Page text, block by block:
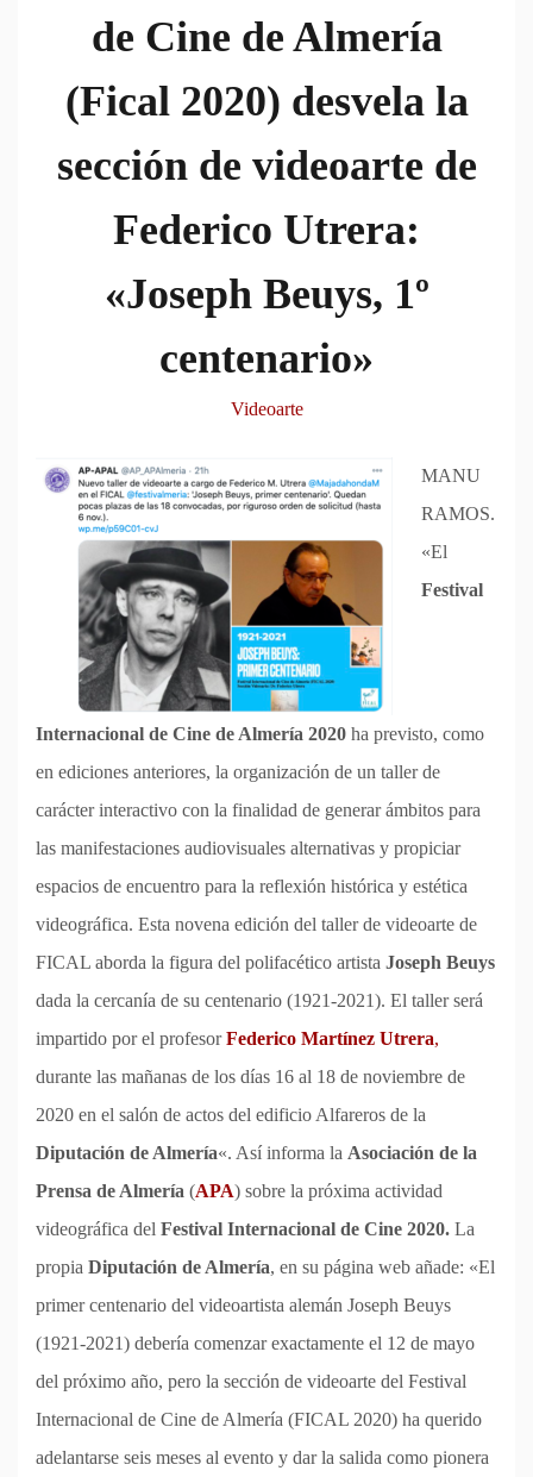
de Cine de Almería
(Fical 2020) desvela la
sección de videoarte de
Federico Utrera:
«Joseph Beuys, 1º
centenario»
Videoarte
MANU
RAMOS.
«El
Festival
Internacional de Cine de Almería 2020 ha previsto, como
en ediciones anteriores, la organización de un taller de
carácter interactivo con la finalidad de generar ámbitos para
las manifestaciones audiovisuales alternativas y propiciar
espacios de encuentro para la reflexión histórica y estética
videográfica. Esta novena edición del taller de videoarte de
FICAL aborda la figura del polifacético artista Joseph Beuys
dada la cercanía de su centenario (1921-2021). El taller será
impartido por el profesorFederico Martínez Utrera,
durante las mañanas de los días 16 al 18 de noviembre de
2020 en el salón de actos del edificio Alfareros de la
Diputación de Almería«. Así informa la Asociación de la
Prensa de Almería (APA) sobre la próxima actividad
videográfica del Festival Internacional de Cine 2020. La
propia Diputación de Almería, en su página web añade: «El
primer centenario del videoartista alemán Joseph Beuys
(1921-2021) debería comenzar exactamente el 12 de mayo
del próximo año, pero la sección de videoarte del Festival
Internacional de Cine de Almería (FICAL 2020) ha querido
adelantarse seis meses al evento y dar la salida como pionera